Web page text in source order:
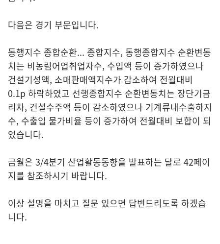
다음은 경기 부문입니다.
동행지수 종합순환... 종합지수, 동행종합지수 순환변동
치는 비농림어업취업자수, 수입액 등이 증가하였으나
건설기성액, 소매판매액지수가 감소하여 전월대비
0.1p 하락하였고 선행종합지수 순환변동치는 장단기금
리차, 건설수주액 등이 감소하였으나 기계류내수출하지
수, 수출입 물가비율 등이 증가하여 전월대비 보합이 되
었습니다.
금월은 3/4분기 산업활동동향을 발표하는 달로 42페이
지를 참조하시기 바랍니다.
이상 설명을 마치고 질문 있으면 답변드리도록 하겠습
니다.